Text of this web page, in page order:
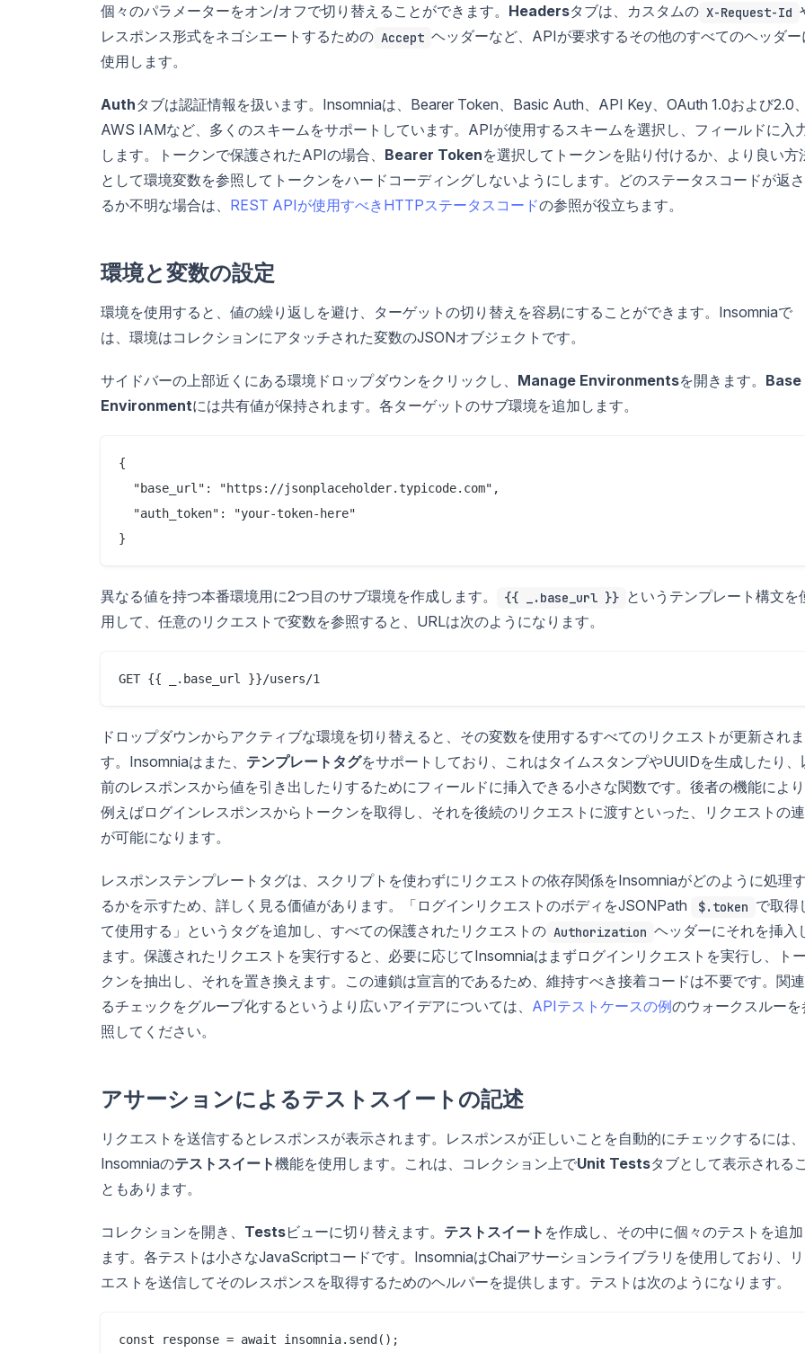
個々のパラメーターをオン/オフで切り替えることができます。 Headersタブは、カスタムの X-Request-Id
レスポンス形式をネゴシエートするための Accept ヘッダーなど、APIが要求するその他のすべてのヘッダー
使用します。
Authタブは認証情報を扱います。Insomniaは、Bearer Token、Basic Auth、API Key、OAuth 1.0および2.0
AWS IAMなど、多くのスキームをサポートしています。APIが使用するスキームを選択し、フィールドに入
します。トークンで保護されたAPIの場合、 Bearer Tokenを選択してトークンを貼り付けるか、より良い方
として環境変数を参照してトークンをハードコーディングしないようにします。どのステータスコードが返
るか不明な場合は、 REST APIが使用すべきHTTPステータスコードの参照が役立ちます。
環境と変数の設定
環境を使用すると、値の繰り返しを避け、ターゲットの切り替えを容易にすることができます。Insomniaで
は、環境はコレクションにアタッチされた変数のJSONオブジェクトです。
サイドバーの上部近くにある環境ドロップダウンをクリックし、 Manage Environmentsを開きます。 Base
Environmentには共有値が保持されます。各ターゲットのサブ環境を追加します。
{
  "base_url": "https://jsonplaceholder.typicode.com",
  "auth_token": "your-token-here"
異なる値を持つ本番環境用に2つ目のサブ環境を作成します。 {{ _.base_url }} というテンプレート構文を
用して、任意のリクエストで変数を参照すると、URLは次のようになります。
ドロップダウンからアクティブな環境を切り替えると、その変数を使用するすべてのリクエストが更新されま
す。Insomniaはまた、 テンプレートタグをサポートしており、これはタイムスタンプやUUIDを生成したり、
前のレスポンスから値を引き出したりするためにフィールドに挿入できる小さな関数です。後者の機能によ
例えばログインレスポンスからトークンを取得し、それを後続のリクエストに渡すといった、リクエストの
が可能になります。
レスポンステンプレートタグは、スクリプトを使わずにリクエストの依存関係をInsomniaがどのように処理
るかを示すため、詳しく見る価値があります。「ログインリクエストのボディをJSONPath
$.token で取得
て使用する」というタグを追加し、すべての保護されたリクエストの Authorization ヘッダーにそれを挿入
ます。保護されたリクエストを実行すると、必要に応じてInsomniaはまずログインリクエストを実行し、ト
クンを抽出し、それを置き換えます。この連鎖は宣言的であるため、維持すべき接着コードは不要です。関
るチェックをグループ化するというより広いアイデアについては、 APIテストケースの例のウォークスルーを
照してください。
アサーションによるテストスイートの記述
リクエストを送信するとレスポンスが表示されます。レスポンスが正しいことを自動的にチェックするには、
Insomniaのテストスイート機能を使用します。これは、コレクション上でUnit Testsタブとして表示される
ともあります。
コレクションを開き、 Testsビューに切り替えます。 テストスイート を作成し、その中に個々のテストを追
ます。各テストは小さなJavaScriptコードです。InsomniaはChaiアサーションライブラリを使用しており、
エストを送信してそのレスポンスを取得するためのヘルパーを提供します。テストは次のようになります。
const response = await insomnia.send();